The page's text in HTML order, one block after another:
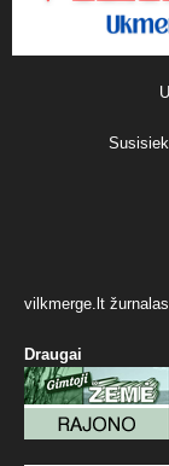
vilkmerge.lt žurnalas
Draugai